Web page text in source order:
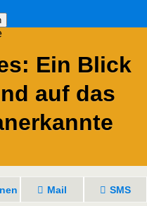
Ein Blick
auf das
Mail SMS